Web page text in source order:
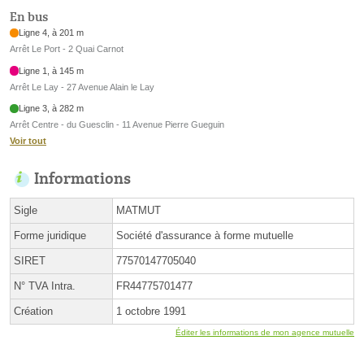
En bus
Ligne 4, à 201 m
Arrêt Le Port - 2 Quai Carnot
Ligne 1, à 145 m
Arrêt Le Lay - 27 Avenue Alain le Lay
Ligne 3, à 282 m
Arrêt Centre - du Guesclin - 11 Avenue Pierre Gueguin
Voir tout
Informations
Sigle MATMUT
Forme juridique Société d'assurance à forme mutuelle
SIRET 77570147705040
N° TVA Intra. FR44775701477
Création 1 octobre 1991
Éditer les informations de mon agence mutuelle